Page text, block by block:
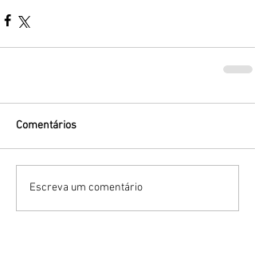
Comentários
Escreva um comentário